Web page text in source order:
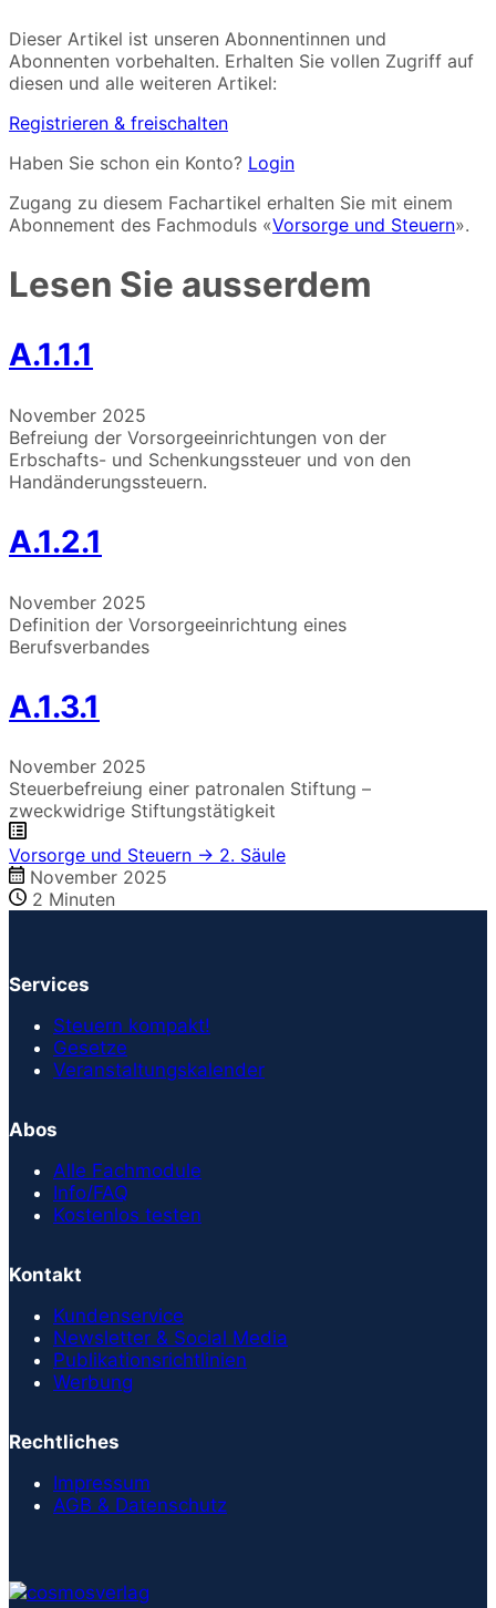
Dieser Artikel ist unseren Abonnentinnen und
Abonnenten vorbehalten. Erhalten Sie vollen Zugriff auf
diesen und alle weiteren Artikel:
Registrieren & freischalten
Haben Sie schon ein Konto? Login
Zugang zu diesem Fachartikel erhalten Sie mit einem
Abonnement des Fachmoduls «Vorsorge und Steuern».
Lesen Sie ausserdem
A.1.1.1
November 2025
Befreiung der Vorsorgeeinrichtungen von der
Erbschafts- und Schenkungssteuer und von den
Handänderungssteuern.
A.1.2.1
November 2025
Definition der Vorsorgeeinrichtung eines
Berufsverbandes
A.1.3.1
November 2025
Steuerbefreiung einer patronalen Stiftung –
zweckwidrige Stiftungstätigkeit
Vorsorge und Steuern → 2. Säule
November 2025
2 Minuten
Services
Steuern kompakt!
Gesetze
Veranstaltungskalender
Abos
Alle Fachmodule
Info/FAQ
Kostenlos testen
Kontakt
Kundenservice
Newsletter & Social Media
Publikationsrichtlinien
Werbung
Rechtliches
Impressum
AGB & Datenschutz